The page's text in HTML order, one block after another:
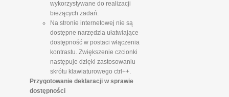
wykorzystywane do realizacji
bieżących zadań.
Na stronie internetowej nie są
dostępne narzędzia ułatwiające
dostępność w postaci włączenia
kontrastu. Zwiększenie czcionki
następuje dzięki zastosowaniu
skrótu klawiaturowego ctrl++.
Przygotowanie deklaracji w sprawie
dostępności